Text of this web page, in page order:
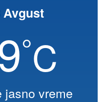
Avgust
°C
jasno vreme